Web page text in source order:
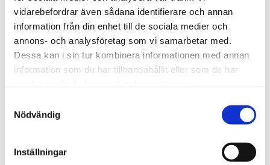
vidarebefordrar även sådana identifierare och annan
information från din enhet till de sociala medier och
annons- och analysföretag som vi samarbetar med.
Dessa kan i sin tur kombinera informationen med annan
information som du har tillhandahållit eller som de har
Nödvändig
Inställningar
november (1)
oktober (3)
juni (1)
maj (3)
april (1)
mars (5)
februari (1)
2020
november (8)